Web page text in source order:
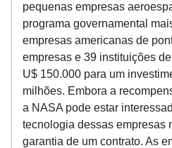
pequenas empresas
programa governamental
empresas americanas de
empresas e 39 instituições
U$ 150.000 para um
milhões. Embora a
a NASA pode estar
tecnologia dessas empresas
garantia de um contrato. As